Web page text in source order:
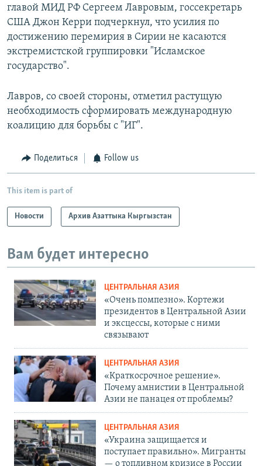
главой МИД РФ Сергеем Лавровым, госсекретарь
США Джон Керри подчеркнул, что усилия по
достижению перемирия в Сирии не касаются
экстремистской группировки "Исламское
государство".
Лавров, со своей стороны, отметил растущую
необходимость сформировать международную
коалицию для борьбы с "ИГ".
Поделиться Follow us
This item is part of
Новости Архив Азаттыка Кыргызстан
Вам будет интересно
ЦЕНТРАЛЬНАЯ АЗИЯ
«Очень помпезно». Кортежи
президентов в Центральной Азии
и эксцессы, которые с ними
связывают
ЦЕНТРАЛЬНАЯ АЗИЯ
«Краткосрочное решение».
Почему амнистии в Центральной
Азии не панацея от проблемы?
ЦЕНТРАЛЬНАЯ АЗИЯ
«Украина защищается и
поступает правильно». Мигранты
— о топливном кризисе в России